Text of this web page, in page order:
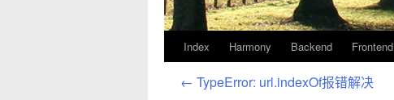
Index Harmony Backend Frontend
← TypeError: url.indexOf报错解决